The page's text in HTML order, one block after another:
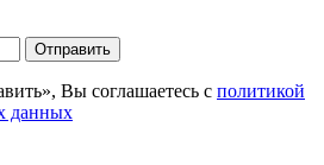
Отправить
Вы соглашаетесь с политикой
данных